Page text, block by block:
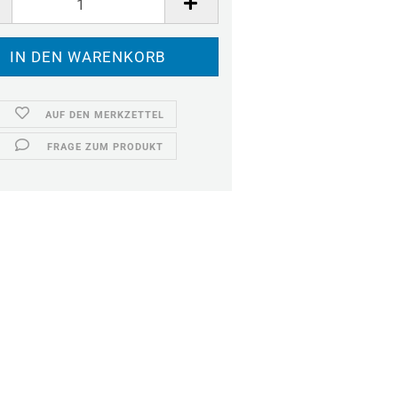
AUF DEN MERKZETTEL
FRAGE ZUM PRODUKT